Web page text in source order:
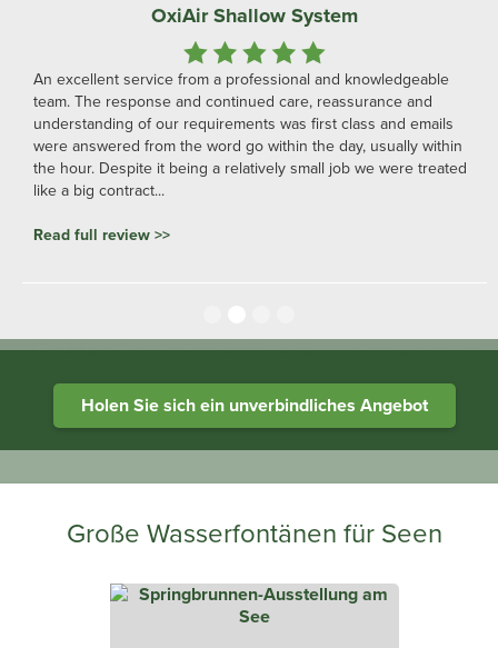
OxiAir Shallow System
An excellent service from a professional and knowledgeable
team. The response and continued care, reassurance and
understanding of our requirements was first class and emails
were answered from the word go within the day, usually within
the hour. Despite it being a relatively small job we were treated
like a big contract...
Read full review >>
Heathland Group specialists in engineered water systems
Holen Sie sich ein unverbindliches Angebot
Große Wasserfontänen für Seen